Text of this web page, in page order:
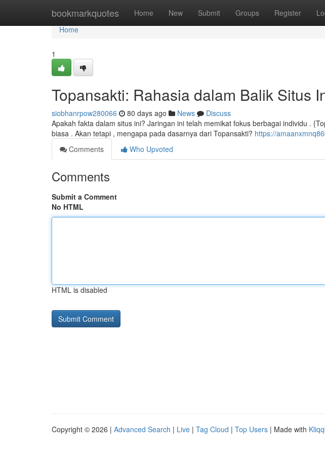
bookmarkquotes Home New Submit Groups Register
Home
Home
1
Topansakti: Rahasia dalam Balik Situs
siobhanrpow280066 80 days ago News
Discuss
Apakah fakta dalam situs ini? Jaringan ini telah memikat fokus berbagai individu .
biasa . Akan tetapi , mengapa pada dasarnya dari Topansakti? https://
Comments
Who Upvoted
Comments
Submit a Comment
No HTML
HTML is disabled
Copyright © 2026 | Advanced Search | Live | Tag Cloud | Top Users | Made with